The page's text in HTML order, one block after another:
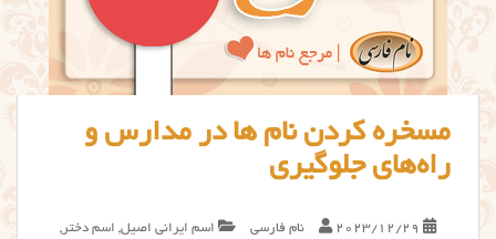
مسخره کردن نام ها در مدارس و
راه‌های جلوگیری
2023/12/29 نام فارسی اسم ایرانی اصیل, اسم دختر ,